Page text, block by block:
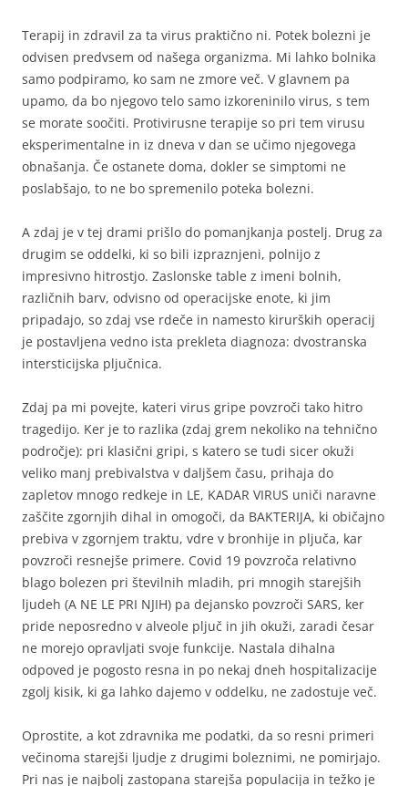
Terapij in zdravil za ta virus praktično ni. Potek bolezni je
odvisen predvsem od našega organizma. Mi lahko bolnika
samo podpiramo, ko sam ne zmore več. V glavnem pa
upamo, da bo njegovo telo samo izkoreninilo virus, s tem
se morate soočiti. Protivirusne terapije so pri tem virusu
eksperimentalne in iz dneva v dan se učimo njegovega
obnašanja. Če ostanete doma, dokler se simptomi ne
poslabšajo, to ne bo spremenilo poteka bolezni.
A zdaj je v tej drami prišlo do pomanjkanja postelj. Drug za
drugim se oddelki, ki so bili izpraznjeni, polnijo z
impresivno hitrostjo. Zaslonske table z imeni bolnih,
različnih barv, odvisno od operacijske enote, ki jim
pripadajo, so zdaj vse rdeče in namesto kirurških operacij
je postavljena vedno ista prekleta diagnoza: dvostranska
intersticijska pljučnica.
Zdaj pa mi povejte, kateri virus gripe povzroči tako hitro
tragedijo. Ker je to razlika (zdaj grem nekoliko na tehnično
področje): pri klasični gripi, s katero se tudi sicer okuži
veliko manj prebivalstva v daljšem času, prihaja do
zapletov mnogo redkeje in LE, KADAR VIRUS uniči naravne
zaščite zgornjih dihal in omogoči, da BAKTERIJA, ki običajno
prebiva v zgornjem traktu, vdre v bronhije in pljuča, kar
povzroči resnejše primere. Covid 19 povzroča relativno
blago bolezen pri številnih mladih, pri mnogih starejših
ljudeh (A NE LE PRI NJIH) pa dejansko povzroči SARS, ker
pride neposredno v alveole pljuč in jih okuži, zaradi česar
ne morejo opravljati svoje funkcije. Nastala dihalna
odpoved je pogosto resna in po nekaj dneh hospitalizacije
zgolj kisik, ki ga lahko dajemo v oddelku, ne zadostuje več.
Oprostite, a kot zdravnika me podatki, da so resni primeri
večinoma starejši ljudje z drugimi boleznimi, ne pomirjajo.
Pri nas je najbolj zastopana starejša populacija in težko je